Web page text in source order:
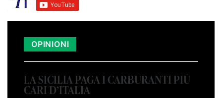
OPINIONI
LA SICILIA PAGA I CARBURANTI PIÙ
CARI D’ITALIA